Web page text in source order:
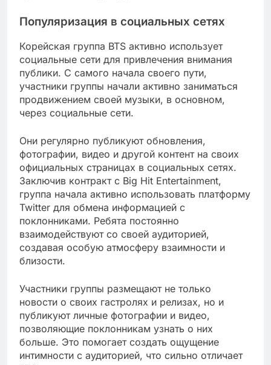
Популяризация в социальных сетях
Корейская группа BTS активно использует
социальные сети для привлечения внимания
публики. С самого начала своего пути,
участники группы начали активно заниматься
продвижением своей музыки, в основном,
через социальные сети.
Они регулярно публикуют обновления,
фотографии, видео и другой контент на своих
официальных страницах в социальных сетях.
Заключив контракт с Big Hit Entertainment,
группа начала активно использовать платформу
Twitter для обмена информацией с
поклонниками. Ребята постоянно
взаимодействуют со своей аудиторией,
создавая особую атмосферу взаимности и
близости.
Участники группы размещают не только
новости о своих гастролях и релизах, но и
публикуют личные фотографии и видео,
позволяющие поклонникам узнать о них
больше. Это помогает создать ощущение
интимности с аудиторией, что сильно отличает